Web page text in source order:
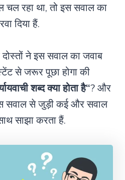
रहा था, तो इस सवाल का
दिया हैं.
ने इस सवाल का जवाब
से जरूर पूछा होगा की
शब्द क्या होता है“? और
सवाल से जुड़ी कई और सवाल
साझा करता हैं.